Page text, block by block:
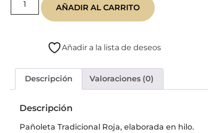
AÑADIR AL CARRITO
Añadir a la lista de deseos
Descripción Valoraciones (0)
Descripción
Pañoleta Tradicional Roja, elaborada en hilo.